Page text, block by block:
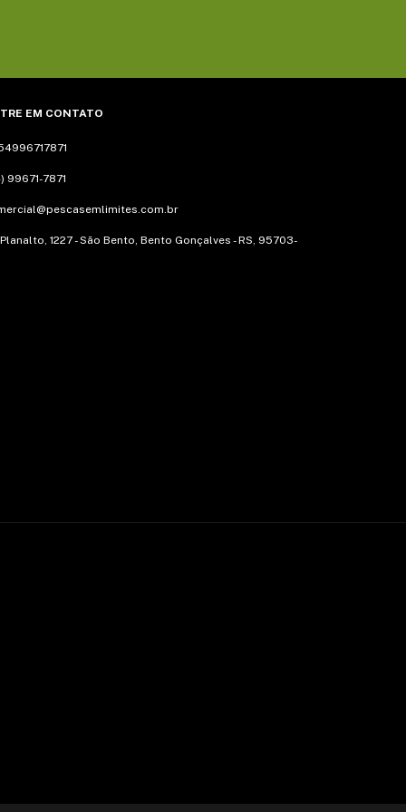
EM CONTATO
99671-7871
Planalto, 1227 - São Bento, Bento Gonçalves - RS, 95703-